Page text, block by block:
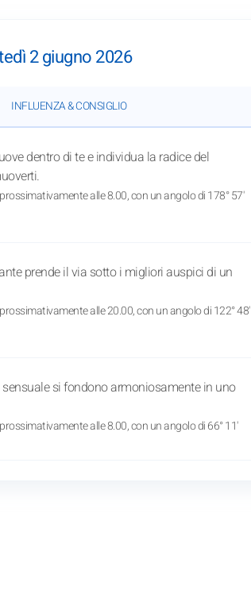
2 giugno 2026
INFLUENZA & CONSIGLIO
dentro di te e individua la radice del
alle 8.00, con un angolo di 178° 57'
prende il via sotto i migliori auspici di un
alle 20.00, con un angolo di 122° 48'
si fondono armoniosamente in uno
alle 8.00, con un angolo di 66° 11'